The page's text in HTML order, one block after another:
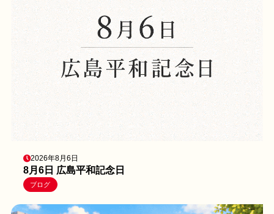
2026年8月6日
8月6日 広島平和記念日
ブログ